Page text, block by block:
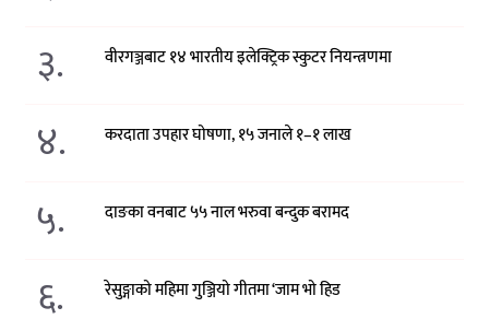
३. वीरगञ्जबाट १४ भारतीय इलेक्ट्रिक स्कुटर नियन्त्रणमा
४. करदाता उपहार घोषणा, १५ जनाले १–१ लाख
५. दाङका वनबाट ५५ नाल भरुवा बन्दुक बरामद
६. रेसुङ्गाको महिमा गुञ्जियो गीतमा ‘जाम भो हिड